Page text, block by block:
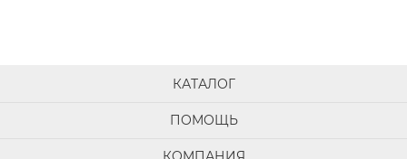
КАТАЛОГ
ПОМОЩЬ